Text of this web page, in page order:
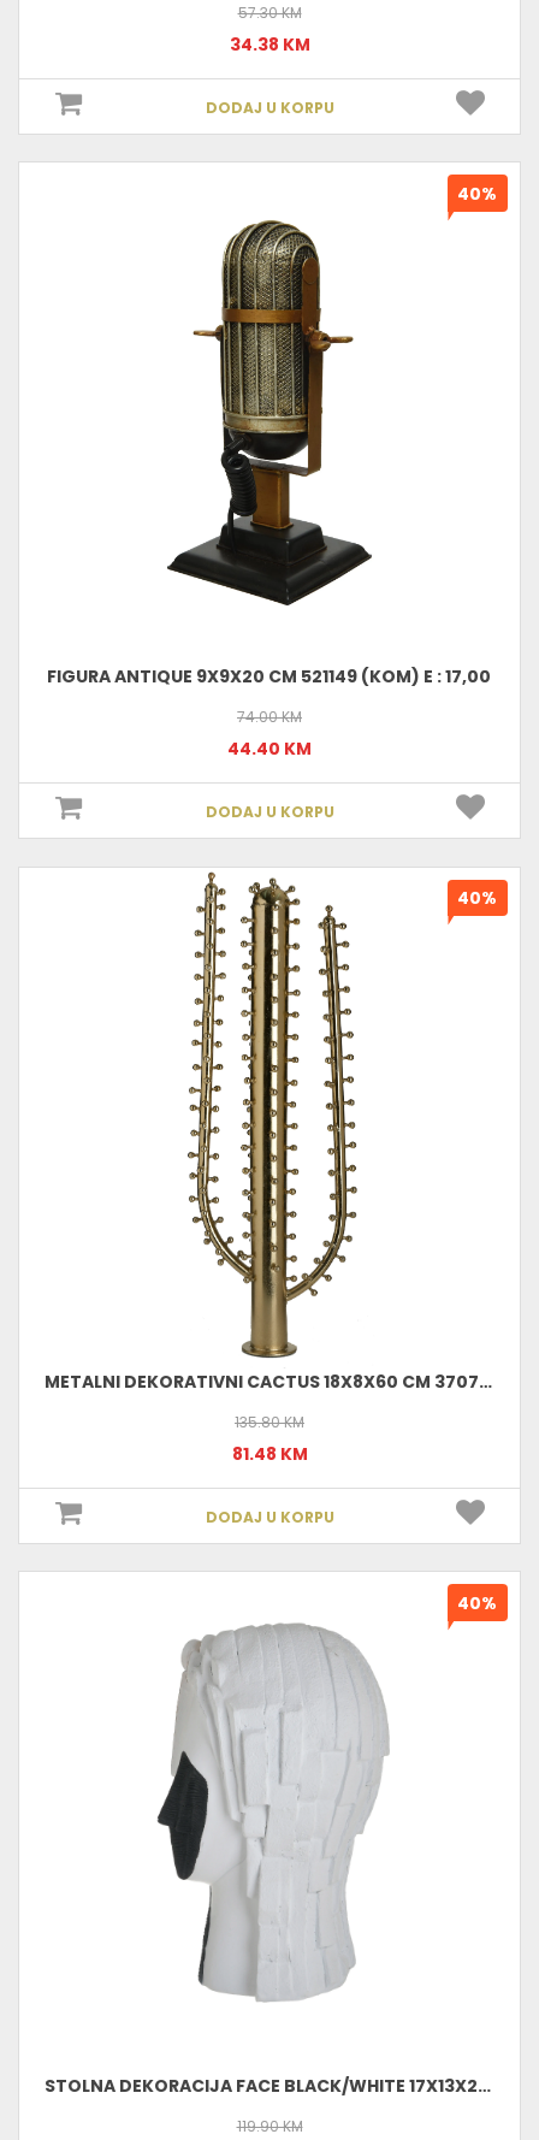
57.30 KM
34.38 KM
DODAJ U KORPU
FIGURA ANTIQUE 9X9X20 CM 521149 (KOM) E : 17,00
74.00 KM
44.40 KM
DODAJ U KORPU
40%
METALNI DEKORATIVNI CACTUS 18X8X60 CM 3707570019 (KOM) E : 17,00
135.80 KM
81.48 KM
DODAJ U KORPU
40%
STOLNA DEKORACIJA FACE BLACK/WHITE 17X13X26 CM 3709840009 (KOM) E : 17,00
119.90 KM
40%